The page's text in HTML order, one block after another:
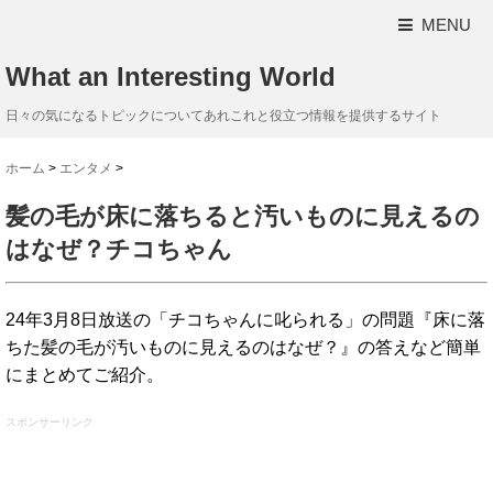
MENU
What an Interesting World
日々の気になるトピックについてあれこれと役立つ情報を提供するサイト
ホーム > エンタメ >
髪の毛が床に落ちると汚いものに見えるの
はなぜ？チコちゃん
24年3月8日放送の「チコちゃんに叱られる」の問題『床に落
ちた髪の毛が汚いものに見えるのはなぜ？』の答えなど簡単
にまとめてご紹介。
スポンサーリンク